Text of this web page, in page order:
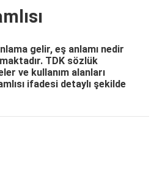
gelir, eş anlamı nedir
TDK sözlük
ve kullanım alanları
ifadesi detaylı şekilde